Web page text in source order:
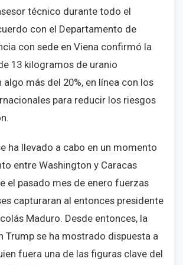
técnico durante todo el
con el Departamento de
con sede en Viena confirmó la
13 kilogramos de uranio
más del 20%, en línea con los
para reducir los riesgos
ha llevado a cabo en un momento
entre Washington y Caracas
el pasado mes de enero fuerzas
capturaran al entonces presidente
Maduro. Desde entonces, la
Trump se ha mostrado dispuesta a
fuera una de las figuras clave del